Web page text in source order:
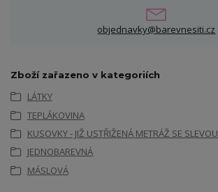
objednavky@barevnesiti.cz
Zboží zařazeno v kategoriích
LÁTKY
TEPLÁKOVINA
KUSOVKY - JIŽ USTŘIŽENÁ METRÁŽ SE SLEVOU
JEDNOBAREVNÁ
MÁSLOVÁ